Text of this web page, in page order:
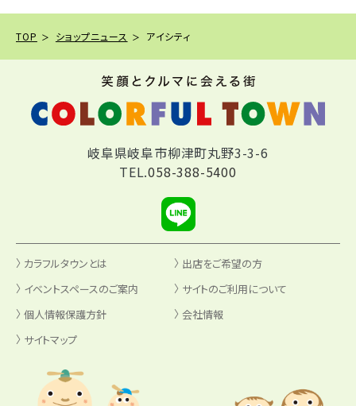
TOP ショップニュース アイシティ
岐阜県岐阜市柳津町丸野3-3-6
TEL.058-388-5400
カラフルタウンとは
出店をご希望の方
イベントスペースのご案内
サイトのご利用について
個人情報保護方針
会社情報
サイトマップ